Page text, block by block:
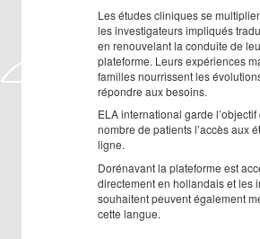
Les études cliniques se
les investigateurs impliqués
en renouvelant la conduite de
plateforme. Leurs expériences
familles nourrissent les
répondre aux besoins.
ELA international garde l’objectif
nombre de patients l’accès aux
ligne.
Dorénavant la plateforme est
directement en hollandais et les
souhaitent peuvent également
cette langue.